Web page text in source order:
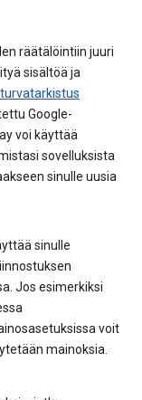
räätälöintiin juuri
sisältöä ja
Google-
voi käyttää
sovelluksista
sinulle uusia
sinulle
Jos esimerkiksi
voit
mainoksia.